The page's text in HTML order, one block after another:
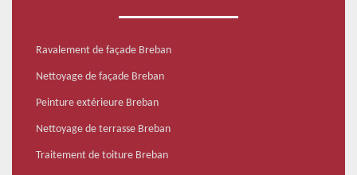
Ravalement de façade Breban
Nettoyage de façade Breban
Peinture extérieure Breban
Nettoyage de terrasse Breban
Traitement de toiture Breban